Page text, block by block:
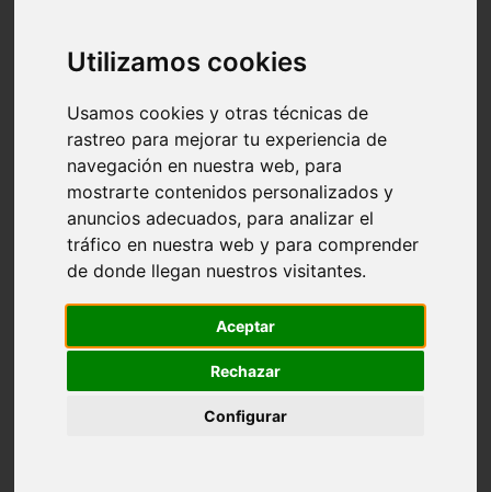
Utilizamos cookies
Usamos cookies y otras técnicas de
rastreo para mejorar tu experiencia de
navegación en nuestra web, para
mostrarte contenidos personalizados y
anuncios adecuados, para analizar el
tráfico en nuestra web y para comprender
de donde llegan nuestros visitantes.
Aceptar
Rechazar
Configurar
Valencia - valencia
Málaga - nerja
A-coruña - santiago-de-compostela
Tarragona - tarragona
Asturias - gijón
Girona - figueres
Madrid - leganés
Almería - roquetas-de-mar
Girona - tossa-de-mar
Barcelona - sant-cugat-del-vallès
Alicante - l39alfàs-del-pi
Barcelona - vilanova-i-la-geltrú
Illes-balears - alcúdia
Illes-balears - sant-antoni-de-portmany